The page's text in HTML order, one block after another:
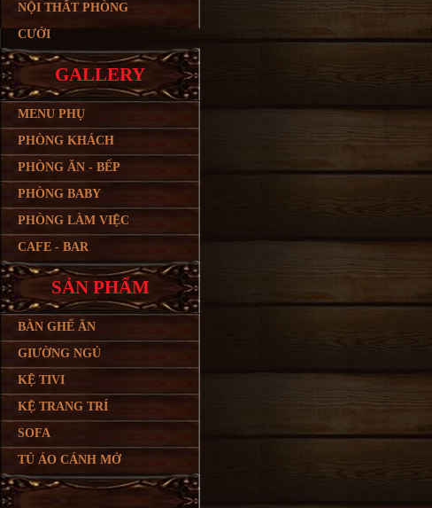
NỘI THẤT PHÒNG
CƯỚI
GALLERY
MENU PHỤ
PHÒNG KHÁCH
PHÒNG ĂN - BẾP
PHÒNG BABY
PHÒNG LÀM VIỆC
CAFE - BAR
SẢN PHẨM
BÀN GHẾ ĂN
GIƯỜNG NGỦ
KỆ TIVI
KỆ TRANG TRÍ
SOFA
TỦ ÁO CÁNH MỞ